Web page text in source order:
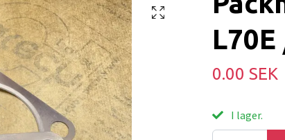
0.00 SEK
I lager.